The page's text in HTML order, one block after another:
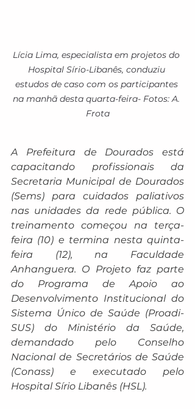
Lícia Lima, especialista em projetos do
Hospital Sírio-Libanês, conduziu
estudos de caso com os participantes
na manhã desta quarta-feira- Fotos: A.
Frota
A Prefeitura de Dourados está
capacitando profissionais da
Secretaria Municipal de Dourados
(Sems) para cuidados paliativos
nas unidades da rede pública. O
treinamento começou na terça-
feira (10) e termina nesta quinta-
feira (12), na Faculdade
Anhanguera. O Projeto faz parte
do Programa de Apoio ao
Desenvolvimento Institucional do
Sistema Único de Saúde (Proadi-
SUS) do Ministério da Saúde,
demandado pelo Conselho
Nacional de Secretários de Saúde
(Conass) e executado pelo
Hospital Sírio Libanês (HSL).